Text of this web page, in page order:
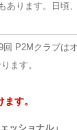
あります。日頃
P2Mクラブは
ます。
す。
ッショナル」